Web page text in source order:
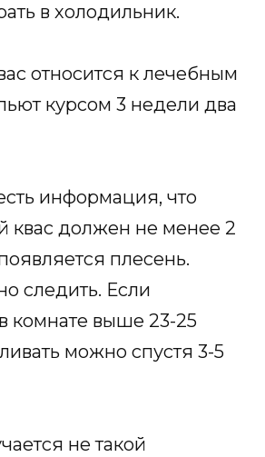
в холодильник.
относится к лечебным
курсом 3 недели два
информация, что
квас должен не менее 2
плесень.
следить. Если
комнате выше 23-25
можно спустя 3-5
не такой